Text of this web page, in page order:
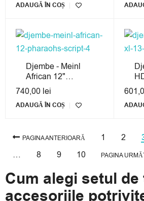
ADAUGĂ ÎN COȘ
Djembe - Meinl
African 12"
Pharaoh's Script
740,00 lei
ADAUGĂ ÎN COȘ
PAGINA ANTERIOARĂ 1 2
…
8 9 10 PAGINA
Cum alegi setul
accesoriile